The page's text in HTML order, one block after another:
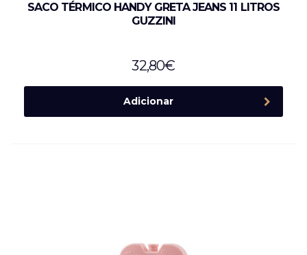
SACO TÉRMICO HANDY GRETA JEANS 11 LITROS
GUZZINI
32,80€
Adicionar